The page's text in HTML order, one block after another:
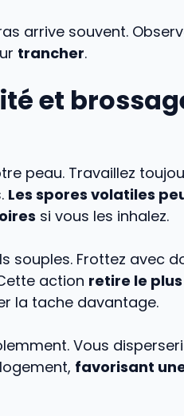
arrive souvent.
trancher.
et
peau. Travaillez
Les spores volatiles
si vous les inhalez.
souples. Frottez avec
action retire le
la tache davantage.
Vous
favorisant